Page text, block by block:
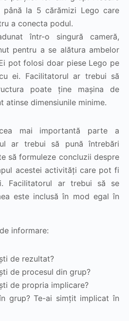
la 5 cărămizi Lego care
a conecta podul.
într-o singură cameră,
pentru a se alătura ambelor
pot folosi doar piese Lego pe
ei. Facilitatorul ar trebui să
poate ține mașina de
atinse dimensiunile minime.
mai importantă parte a
ar trebui să pună întrebări
să formuleze concluzii despre
acestei activități care pot fi
Facilitatorul ar trebui să se
este inclusă în mod egal în
informare:
de rezultat?
de procesul din grup?
de propria implicare?
grup? Te-ai simțit implicat în